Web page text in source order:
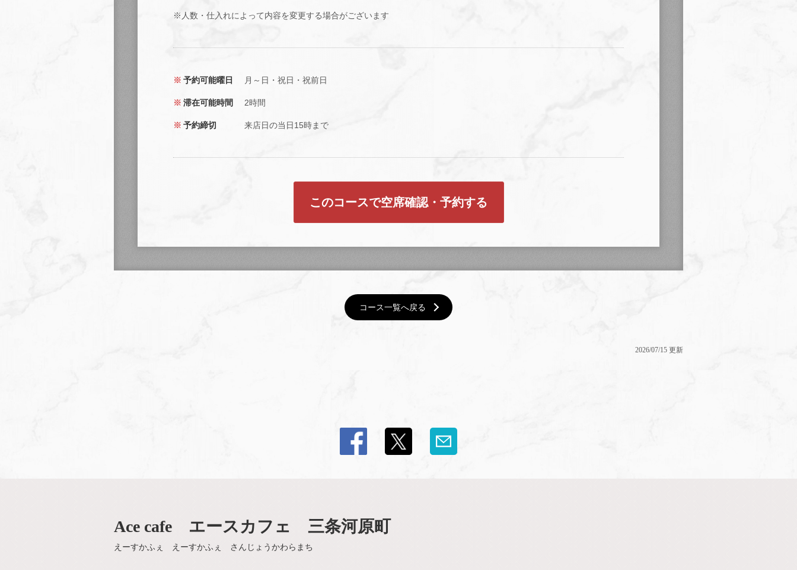
※人数・仕入れによって内容を変更する場合がございます
予約可能曜日 月～日・祝日・祝前日
滞在可能時間 2時間
予約締切 来店日の当日15時まで
このコースで空席確認・予約する
コース一覧へ戻る
2026/07/15 更新
Ace cafe エースカフェ 三条河原町
えーすかふぇ えーすかふぇ さんじょうかわらまち